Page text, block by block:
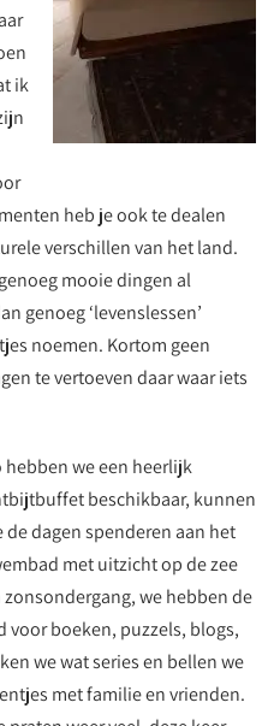
ik
heb je ook te dealen
verschillen van het land.
mooie dingen al
genoeg ‘levenslessen’
noemen. Kortom geen
te vertoeven daar waar iets
hebben we een heerlijk
beschikbaar, kunnen
de dagen spenderen aan het
met uitzicht op de zee
zonsondergang, we hebben de
voor boeken, puzzels, blogs,
we wat series en bellen we
met familie en vrienden.